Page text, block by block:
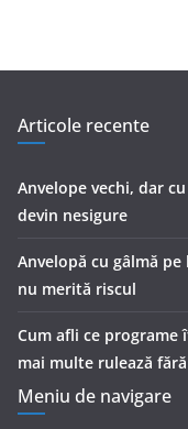
Articole recente
Anvelope vechi, dar
devin nesigure
Anvelopă cu gâlmă
nu merită riscul
Cum afli ce programe
mai multe rulează
Meniu de navigare